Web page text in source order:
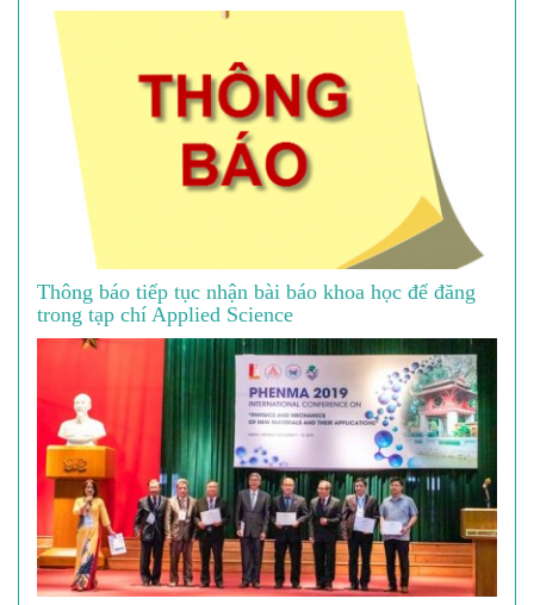
Thông báo tiếp tục nhận bài báo khoa học để đăng
trong tạp chí Applied Science